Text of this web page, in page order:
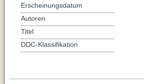
Erscheinungsdatum
Autoren
Titel
DDC-Klassifikation